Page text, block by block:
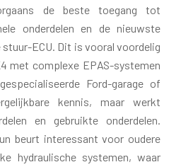
de beste toegang tot
onderdelen en de nieuwste
ECU. Dit is vooral voordelig
met complexe EPAS-systemen
Ford-garage of
kennis, maar werkt
en gebruikte onderdelen.
beurt interessant voor oudere
hydraulische systemen, waar